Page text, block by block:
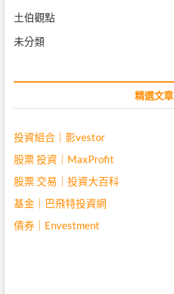
土伯觀點
未分類
精選文章
投資組合｜影vestor
股票 投資｜MaxProfit
股票 交易｜投資大百科
基金｜巴飛特投資網
債券｜Envestment